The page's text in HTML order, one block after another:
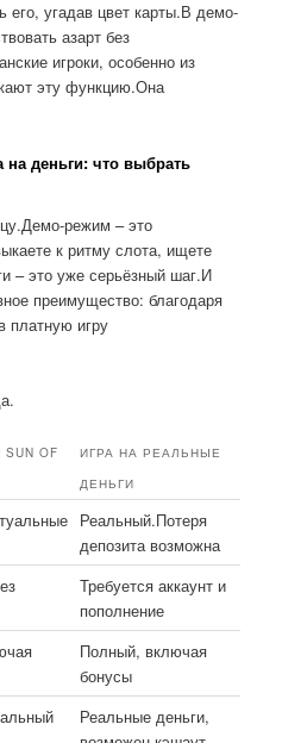
угадав цвет карты.В демо-
азарт без
игроки, особенно из
эту функцию.Она
деньги: что выбрать
режим – это
к ритму слота, ищете
– это уже серьёзный шаг.И
преимущество: благодаря
платную игру
OF
ИГРА НА РЕАЛЬНЫЕ
ДЕНЬГИ
Реальный.Потеря
депозита возможна
Требуется аккаунт и
пополнение
Полный, включая
бонусы
Реальные деньги,